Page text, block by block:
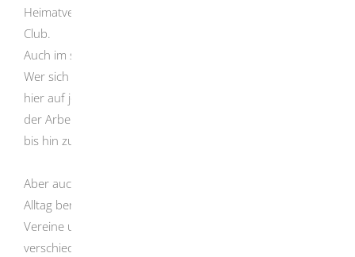
Heimatverein über Musikverein bis hin zum Squaredance
Club.
Auch im sozialen Bereich nimmt das Angebot nicht ab.
Wer sich sozial engagieren möchte oder Hilfe benötigt, ist
hier auf jeden Fall richtig. Hier reicht die Spannweite von
der Arbeiterwohlfahrt über Bergwacht und Rentnerverein
bis hin zum Verein für Therapeutisches Reiten.
Aber auch sonst gibt es noch weitere Vereine, die den
Alltag bereichern. Zudem organisieren die örtlichen
Vereine und Organisationen während dem ganzen Jahr
verschiedene Veranstaltungen, bieten weitere